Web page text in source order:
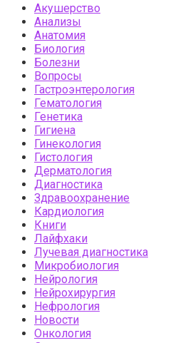
Акушерство
Анализы
Анатомия
Биология
Болезни
Вопросы
Гастроэнтерология
Гематология
Генетика
Гигиена
Гинекология
Гистология
Дерматология
Диагностика
Здравоохранение
Кардиология
Книги
Лайфхаки
Лучевая диагностика
Микробиология
Нейрология
Нейрохирургия
Нефрология
Новости
Онкология